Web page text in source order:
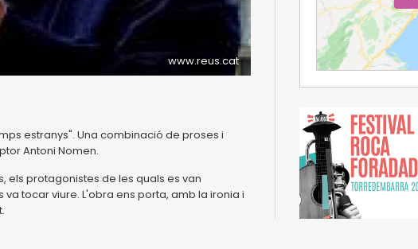
www.reus.cat
estranys". Una combinació de proses i
Antoni Nomen.
els protagonistes de les quals es van
tocar viure. L'obra ens porta, amb la ironia i